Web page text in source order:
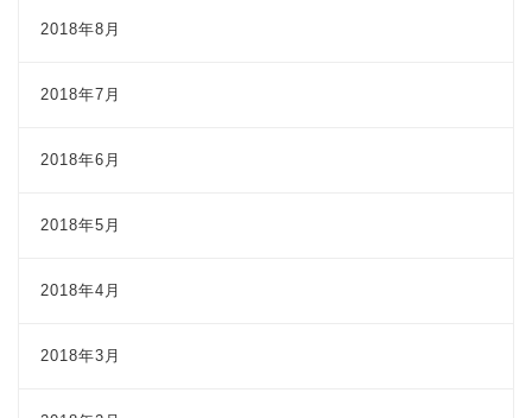
2018年8月
2018年7月
2018年6月
2018年5月
2018年4月
2018年3月